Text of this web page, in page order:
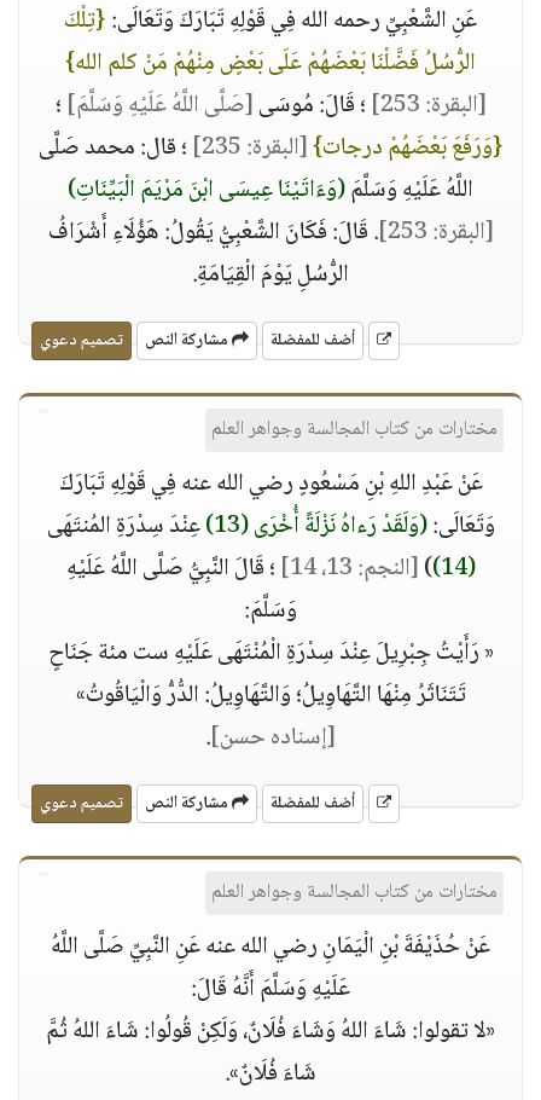
عَنِ الشَّعْبِيِّ رحمه الله فِي قَوْلِهِ تَبَارَكَ وَتَعَالَى:{تِلْكَ
الرُّسُلُ فَضَّلْنَا بَعْضَهُمْ عَلَى بَعْضٍ مِنْهُمْ مَنْ كلم الله}
[البقرة: 253]
؛ قَالَ: مُوسَى[صَلَّى اللَّهُ عَلَيْهِ وَسَلَّمَ] ؛
{وَرَفَعَ بَعْضَهُمْ درجات}[البقرة: 235]
؛ قال: محمد صَلَّى
اللَّهُ عَلَيْهِ وَسَلَّمَ(وَءَاتَيْنَا عِيسَى ابْنَ مَرْيَمَ الْبَيِّنَاتِ)
[البقرة: 253]
. قَالَ: فَكَانَ الشَّعْبِيُّ يَقُولُ: هَؤُلَاءِ أَشْرَافُ
الرُّسُلِ يَوْمَ الْقِيَامَةِ.
أضف للمفضلة مشاركة النص تصميم دعوي
مختارات من كتاب المجالسة وجواهر العلم
عَنْ عَبْدِ اللهِ بْنِ مَسْعُودٍ رضي الله عنه فِي قَوْلِهِ تَبَارَكَ
وَتَعَالَى:(وَلَقَدْ رَءاهُ نَزْلَةً أُخْرَى (13)
عِنْدَ سِدْرَةِ المُنتَهَى
(14)
)[النجم: 13، 14]
؛ قَالَ النَّبِيُّ صَلَّى اللَّهُ عَلَيْهِ
وَسَلَّمَ:
« رَأَيْتُ جِبْرِيلَ عِنْدَ سِدْرَةِ الْمُنْتَهَى عَلَيْهِ ست مئة جَنَاحٍ
تَتَنَاثَرُ مِنْهَا التَّهَاوِيلُ؛ وَالتَّهَاوِيلُ: الدُّرُّ وَالْيَاقُوتُ»
[إسناده حسن].
أضف للمفضلة مشاركة النص تصميم دعوي
مختارات من كتاب المجالسة وجواهر العلم
عَنْ حُذَيْفَةَ بْنِ الْيَمَانِ رضي الله عنه عَنِ النَّبِيِّ صَلَّى اللَّهُ
عَلَيْهِ وَسَلَّمَ أَنَّهُ قَالَ:
«لا تقولوا: شَاءَ اللهُ وَشَاءَ فُلَانٌ، وَلَكِنْ قُولُوا: شَاءَ اللهُ ثُمَّ
شَاءَ فُلَانٌ».